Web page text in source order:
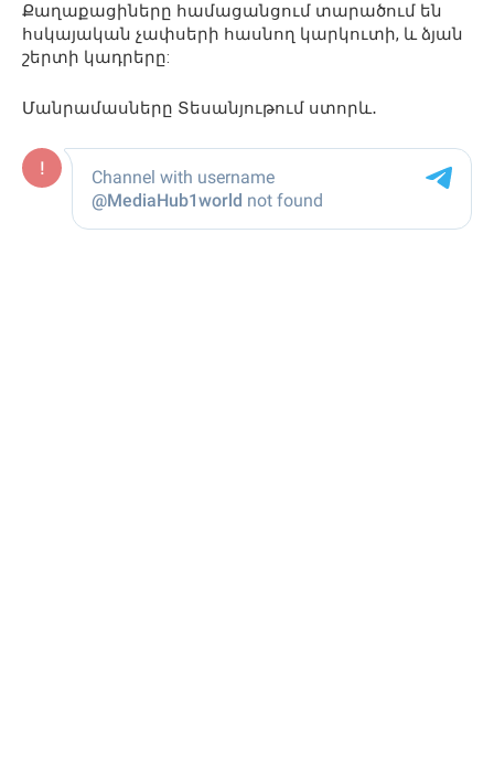
Քաղաքացիները համացանցում տարածում են
հսկայական չափսերի հասնող կարկուտի, և ձյան
շերտի կադրերը:
Մանրամասները Տեսանյութում ստորև․